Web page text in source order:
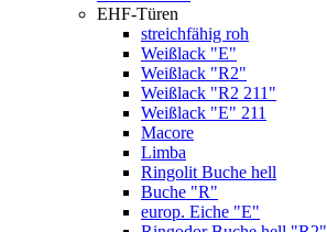
EHF-Türen
streichfähig roh
Weißlack "E"
Weißlack "R2"
Weißlack "R2 211"
Weißlack "E" 211
Macore
Limba
Ringolit Buche hell
Buche "R"
europ. Eiche "E"